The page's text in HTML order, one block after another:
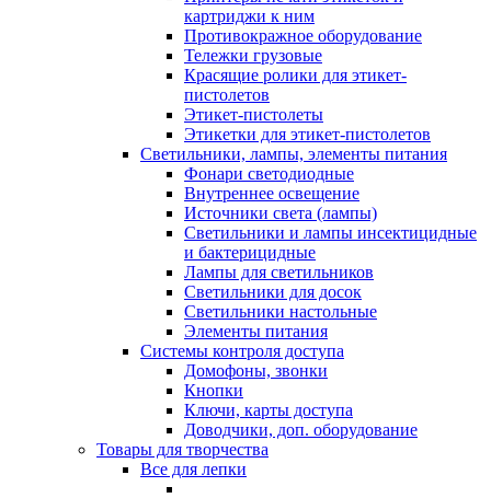
картриджи к ним
Противокражное оборудование
Тележки грузовые
Красящие ролики для этикет-
пистолетов
Этикет-пистолеты
Этикетки для этикет-пистолетов
Светильники, лампы, элементы питания
Фонари светодиодные
Внутреннее освещение
Источники света (лампы)
Светильники и лампы инсектицидные
и бактерицидные
Лампы для светильников
Светильники для досок
Светильники настольные
Элементы питания
Системы контроля доступа
Домофоны, звонки
Кнопки
Ключи, карты доступа
Доводчики, доп. оборудование
Товары для творчества
Все для лепки